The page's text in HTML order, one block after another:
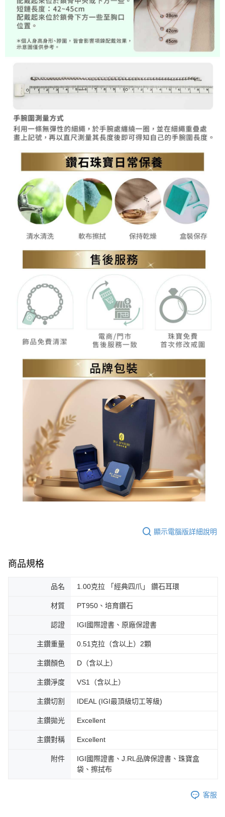
顯示電腦版詳細說明
商品規格
品名 1.00克拉 「經典四爪」 鑽石耳環
材質 PT950、培育鑽石
認證 IGI國際證書、原廠保證書
主鑽重量 0.51克拉（含以上）2顆
主鑽顏色 D（含以上）
主鑽淨度 VS1（含以上）
主鑽切割 IDEAL (IGI最頂級切工等級)
主鑽拋光 Excellent
主鑽對稱 Excellent
附件
IGI國際證書、J.RL品牌保證書、珠寶盒
袋、擦拭布
客服